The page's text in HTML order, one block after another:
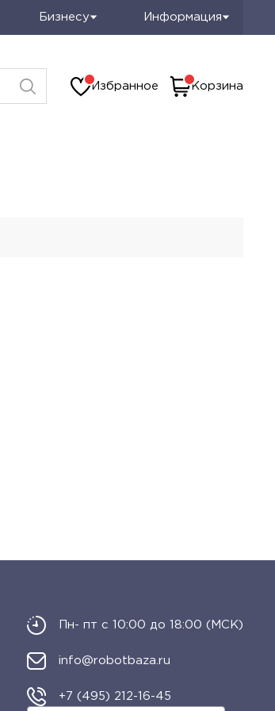
Бизнесу Информация
Избранное Корзина
Пн- пт с 10:00 до 18:00 (МСК)
info@robotbaza.ru
+7 (495) 212-16-45